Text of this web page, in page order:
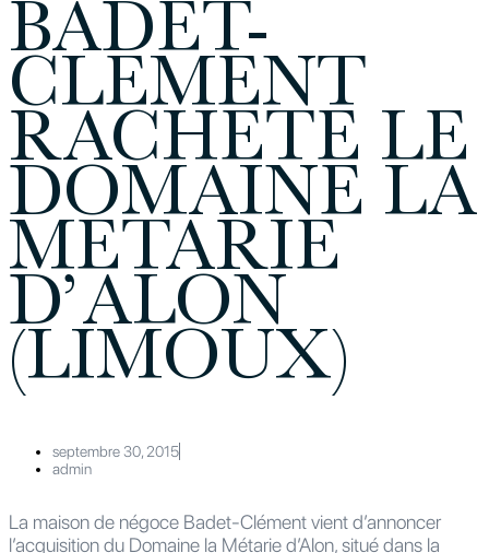
BADET-
CLEMENT
RACHETE LE
DOMAINE LA
METARIE
D’ALON
(LIMOUX)
septembre 30, 2015
admin
La maison de négoce Badet-Clément vient d’annoncer
l’acquisition du Domaine la Métarie d’Alon, situé dans la